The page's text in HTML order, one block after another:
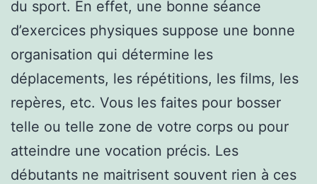
du sport. En effet, une bonne séance
d’exercices physiques suppose une bonne
organisation qui détermine les
déplacements, les répétitions, les films, les
repères, etc. Vous les faites pour bosser
telle ou telle zone de votre corps ou pour
atteindre une vocation précis. Les
débutants ne maitrisent souvent rien à ces